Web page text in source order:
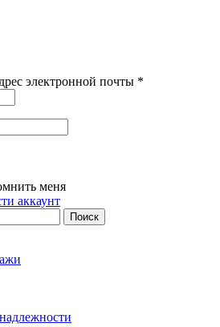
электронной почты *
меня
аккаунт
Поиск